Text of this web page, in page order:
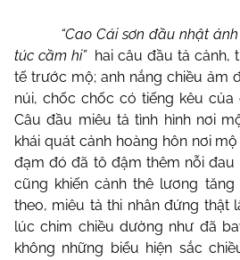
“Cao Cái sơn đầu nhật
túc cầm hi” hai câu đầu tả cảnh,
tế trước mộ; anh nắng chiều ảm
núi, chốc chốc có tiếng kêu của
Câu đầu miêu tả tình hình nơi
khái quát cảnh hoàng hôn nơi
đạm đó đã tô đậm thêm nỗi
cũng khiến cảnh thê lương
theo, miêu tả thi nhân đứng thật
lúc chim chiều dường như đã
không những biểu hiện sắc